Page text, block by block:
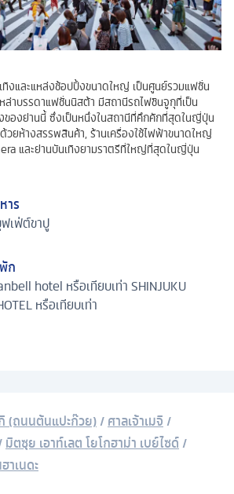
ทิงและแหล่งช้อปปิ้งขนาดใหญ่ เป็นศูนย์รวมแฟชั่น
ล่าบรรดาแฟชั่นนิสต้า มีสถานีรถไฟชินจูกุที่เป็น
ของย่านนี้ ซึ่งเป็นหนึ่งในสถานีที่คึกคักที่สุดในญี่ปุ่น
วยห้างสรรพสินค้า, ร้านเครื่องใช้ไฟฟ้าขนาดใหญ่
และย่านบันเทิงยามราตรีที่ใหญ่ที่สุดในญี่ปุ่น
าร
เฟ่ต์ขาปู
ก
hotel หรือเทียบเท่าSHINJUKU
หรือเทียบเท่า
(ถนนต้นแปะก๊วย)/ศาลเจ้าเมจิ /
มิตซุย เอาท์เลต โยโกฮาม่า เบย์ไซด์/
าเนดะ